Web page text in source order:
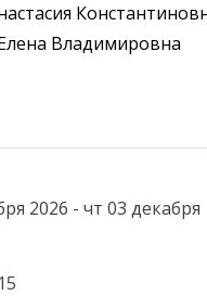
Владимировна
2026 - чт 03 декабря